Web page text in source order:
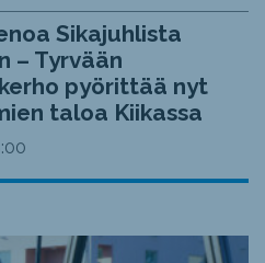
Sikajuhlista
– Tyrvään
pyörittää nyt
taloa Kiikassa